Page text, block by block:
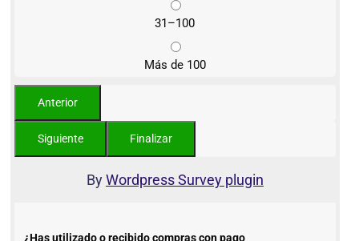
31–100
Más de 100
ByWordpress Survey plugin
¿Has utilizado o recibido compras con pago